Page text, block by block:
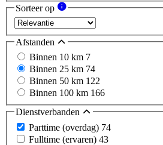
Sorteer op
Afstanden
Binnen 10 km 7
Binnen 25 km 74
Binnen 50 km 122
Binnen 100 km 166
Dienstverbanden
Parttime (overdag) 74
Fulltime (ervaren) 43